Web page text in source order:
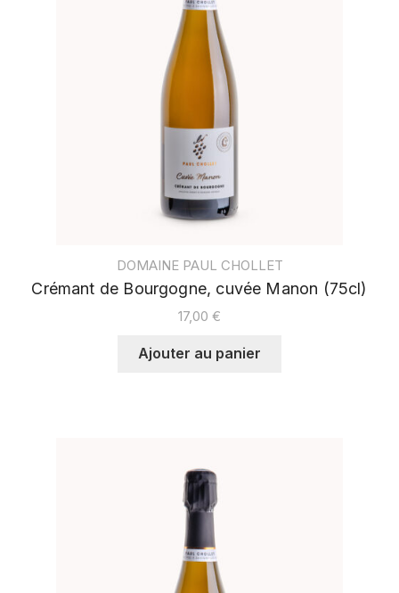
DOMAINE PAUL CHOLLET
Crémant de Bourgogne, cuvée Manon (75cl)
17,00 €
Ajouter au panier